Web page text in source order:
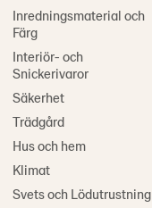
Inredningsmaterial och
Färg
Interiör- och
Snickerivaror
Säkerhet
Trädgård
Hus och hem
Klimat
Svets och Lödutrustning